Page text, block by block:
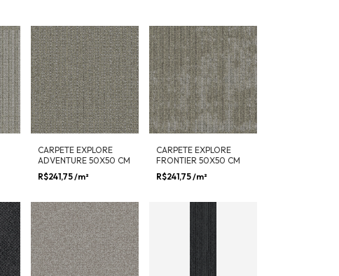
CARPETE EXPLORE
ADVENTURE 50X50 CM
R$241,75/m²
CARPETE EXPLORE
FRONTIER 50X50 CM
R$241,75/m²